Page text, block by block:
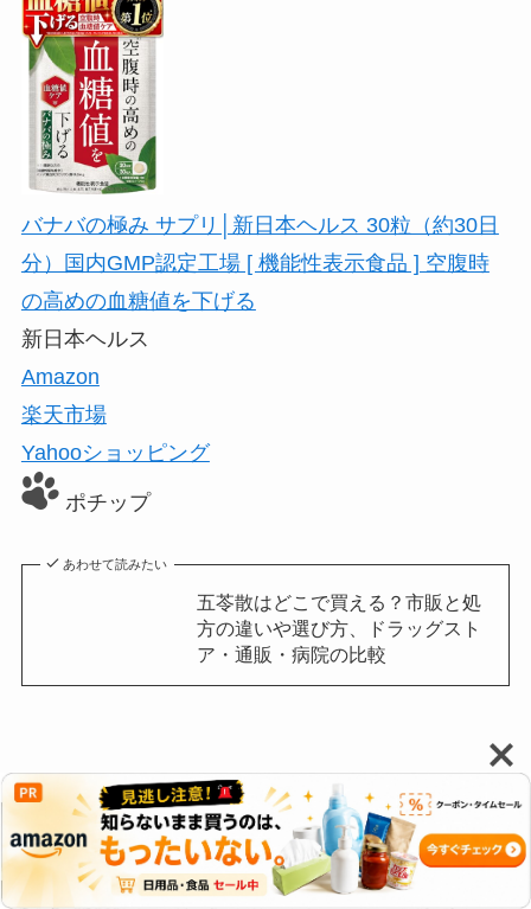
バナバの極み サプリ│新日本ヘルス 30粒（約30日
分）国内GMP認定工場 [ 機能性表示食品 ] 空腹時
の高めの血糖値を下げる
新日本ヘルス
Amazon
楽天市場
Yahooショッピング
ポチップ
あわせて読みたい
五苓散はどこで買える？市販と処
方の違いや選び方、ドラッグスト
ア・通販・病院の比較
スムーズに測定を始めるための準備とマ
ナー